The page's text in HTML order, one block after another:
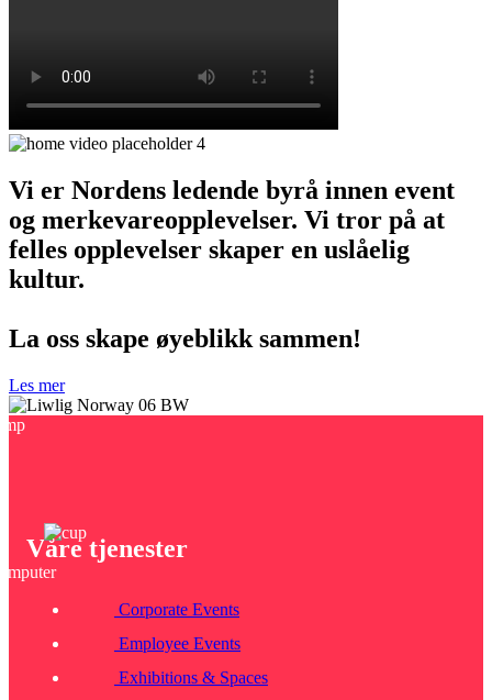
Vi er Nordens ledende byrå innen event
og merkevareopplevelser. Vi tror på at
felles opplevelser skaper en uslåelig
kultur.
La oss skape øyeblikk sammen!
Les mer
Våre tjenester
Corporate Events
Employee Events
Exhibitions & Spaces